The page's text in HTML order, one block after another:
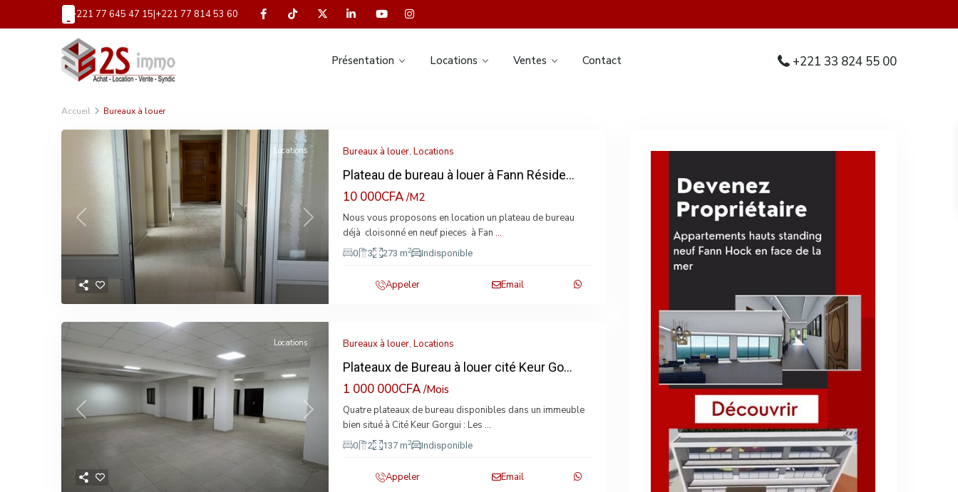
+221 77 645 47 15|+221 77 814 53 60
Présentation Locations Ventes Contact +221 33 824 55 00
Accueil Bureaux à louer
Previous Next
Locations Bureaux à louer, Locations
Plateau de bureau à louer à Fann Réside...
10 000CFA/M2
Nous vous proposons en location un plateau de bureau
déjà cloisonné en neuf pieces à Fan ...
0 3 273 m2 Indisponible
Appeler Email
Previous Next
Locations Bureaux à louer, Locations
Plateaux de Bureau à louer cité Keur Go...
1 000 000CFA/Mois
Quatre plateaux de bureau disponibles dans un immeuble
bien situé à Cité Keur Gorgui : Les ...
0 2 137 m2 Indisponible
Appeler Email